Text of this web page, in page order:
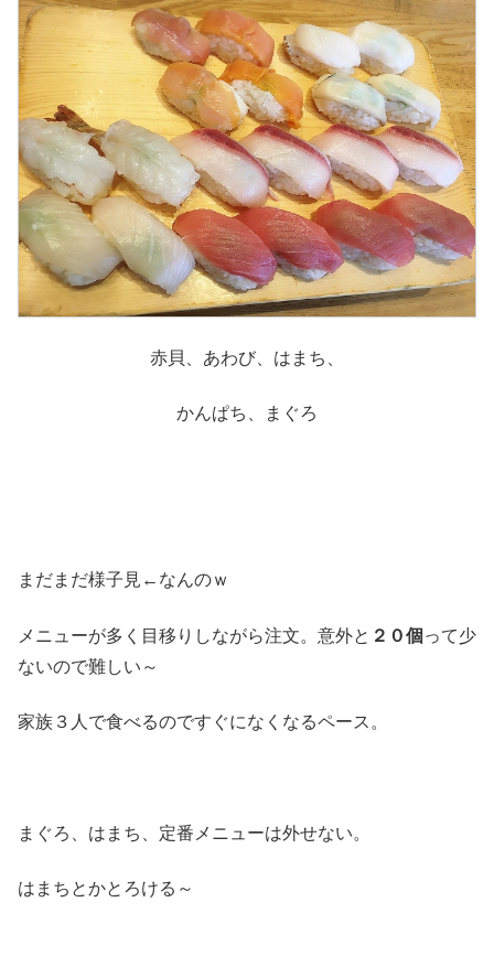
赤貝、あわび、はまち、
かんぱち、まぐろ
まだまだ様子見←なんのｗ
メニューが多く目移りしながら注文。意外と ２０個 って少
ないので難しい～
家族３人で食べるのですぐになくなるペース。
まぐろ、はまち、定番メニューは外せない。
はまちとかとろける～